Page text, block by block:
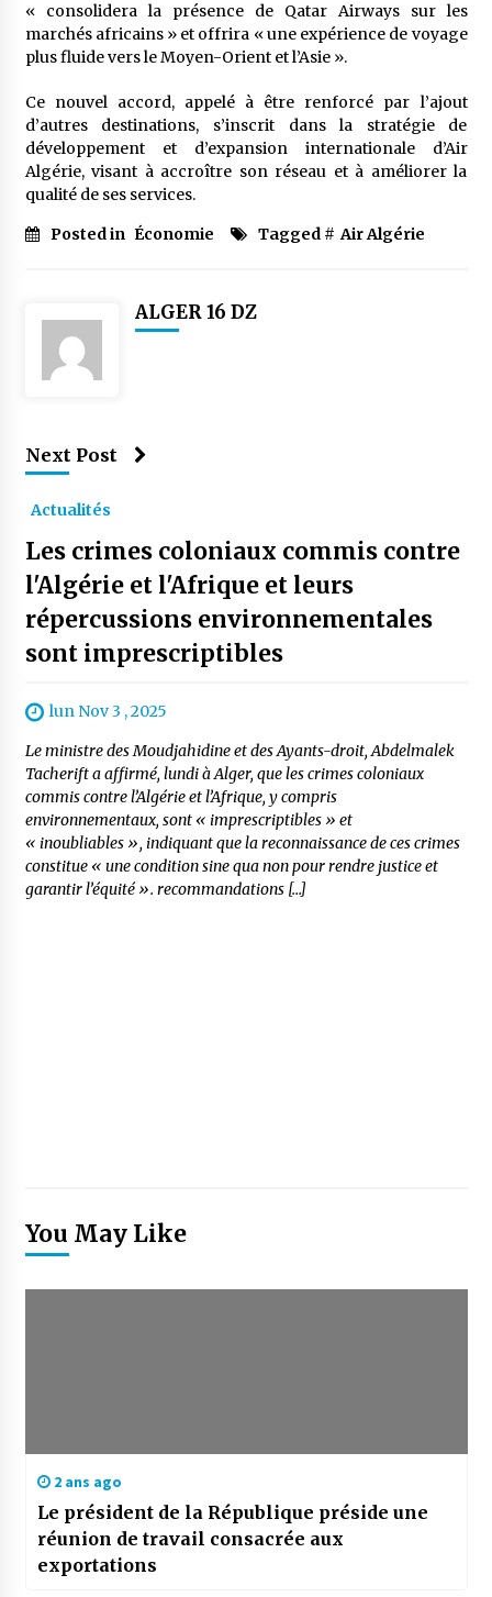
Première voiture de course conçue et
fabriquée localement : Une équipe d’étudiants
algériens participe à une compétition
internationale
« consolidera la présence de Qatar Airways sur les
marchés africains » et offrira « une expérience de voyage
plus fluide vers le Moyen-Orient et l’Asie ».
Ce nouvel accord, appelé à être renforcé par l’ajout
d’autres destinations, s’inscrit dans la stratégie de
développement et d’expansion internationale d’Air
Algérie, visant à accroître son réseau et à améliorer la
qualité de ses services.
Posted in Économie Tagged # Air Algérie
ALGER 16 DZ
Next Post
Actualités
Les crimes coloniaux commis contre
l'Algérie et l'Afrique et leurs
répercussions environnementales
sont imprescriptibles
lun Nov 3 , 2025
Le ministre des Moudjahidine et des Ayants-droit, Abdelmalek
Tacherift a affirmé, lundi à Alger, que les crimes coloniaux
commis contre l’Algérie et l’Afrique, y compris
environnementaux, sont « imprescriptibles » et
« inoubliables », indiquant que la reconnaissance de ces crimes
constitue « une condition sine qua non pour rendre justice et
garantir l’équité ». recommandations […]
You May Like
2 ans ago
Le président de la République préside une
réunion de travail consacrée aux
exportations